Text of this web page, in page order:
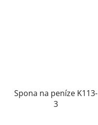
Spona na peníze K113-
3